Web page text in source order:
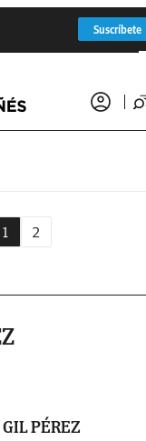
Suscríbete
1 2
PÉREZ